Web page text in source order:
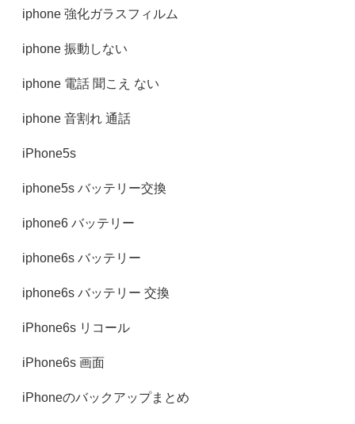
iphone 強化ガラスフィルム
iphone 振動しない
iphone 電話 聞こえ ない
iphone 音割れ 通話
iPhone5s
iphone5s バッテリー交換
iphone6 バッテリー
iphone6s バッテリー
iphone6s バッテリー 交換
iPhone6s リコール
iPhone6s 画面
iPhoneのバックアップまとめ